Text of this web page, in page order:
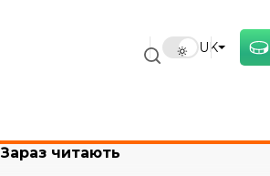
UK
Зараз читають